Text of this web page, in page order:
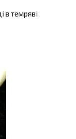
в темряві